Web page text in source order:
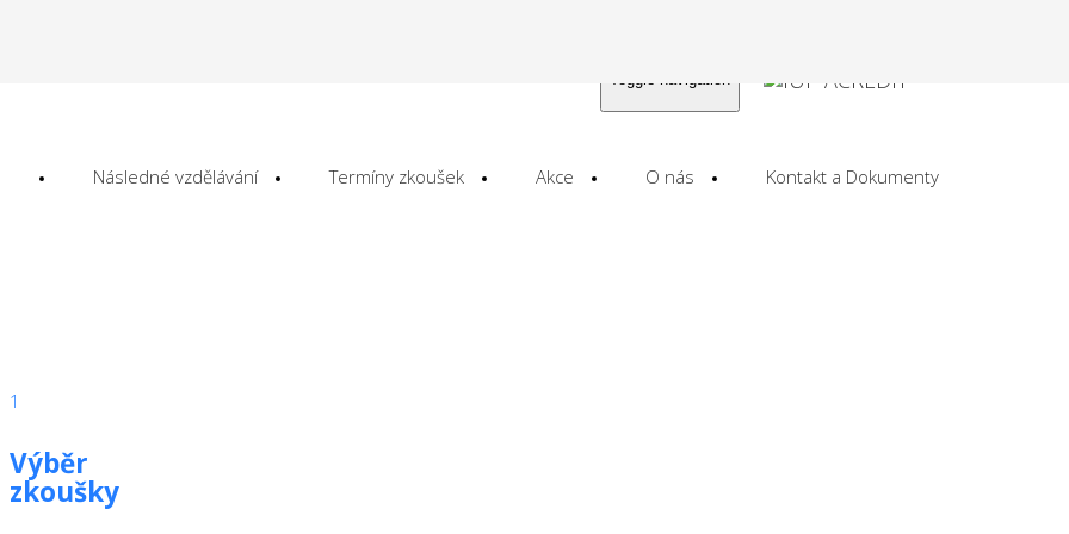
Toggle navigation
Následné vzdělávání Termíny zkoušek Akce O nás Kontakt a Dokumenty
1
Výběr
zkoušky